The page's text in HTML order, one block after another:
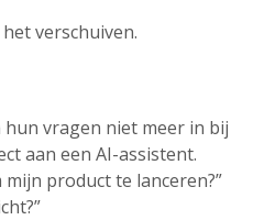
verschuiven.
vragen niet meer in bij
aan een AI-assistent.
product te lanceren?”